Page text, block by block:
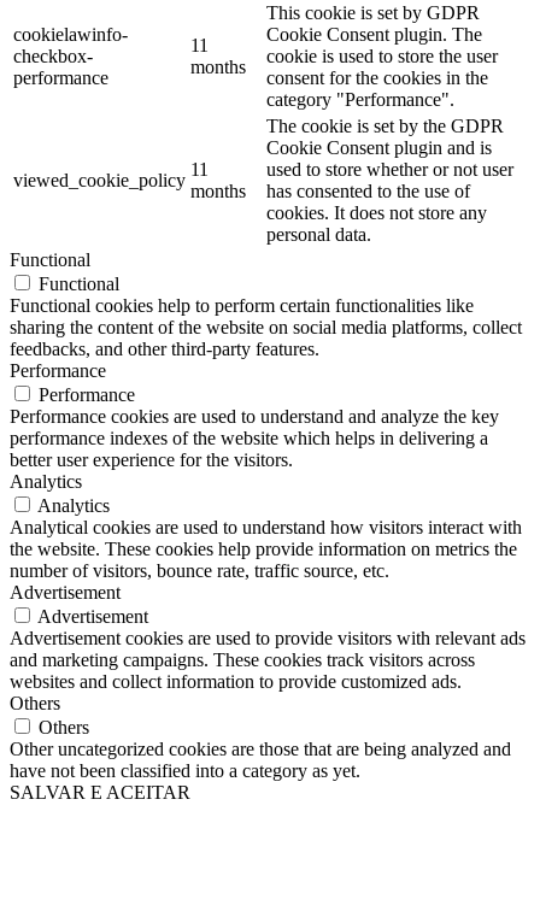
cookielawinfo-
checkbox-
performance
11
months
This cookie is set by GDPR
Cookie Consent plugin. The
cookie is used to store the user
consent for the cookies in the
category "Performance".
viewed_cookie_policy
11
months
The cookie is set by the GDPR
Cookie Consent plugin and is
used to store whether or not user
has consented to the use of
cookies. It does not store any
personal data.
Functional
Functional
Functional cookies help to perform certain functionalities like
sharing the content of the website on social media platforms, collect
feedbacks, and other third-party features.
Performance
Performance
Performance cookies are used to understand and analyze the key
performance indexes of the website which helps in delivering a
better user experience for the visitors.
Analytics
Analytics
Analytical cookies are used to understand how visitors interact with
the website. These cookies help provide information on metrics the
number of visitors, bounce rate, traffic source, etc.
Advertisement
Advertisement
Advertisement cookies are used to provide visitors with relevant ads
and marketing campaigns. These cookies track visitors across
websites and collect information to provide customized ads.
Others
Others
Other uncategorized cookies are those that are being analyzed and
have not been classified into a category as yet.
SALVAR E ACEITAR